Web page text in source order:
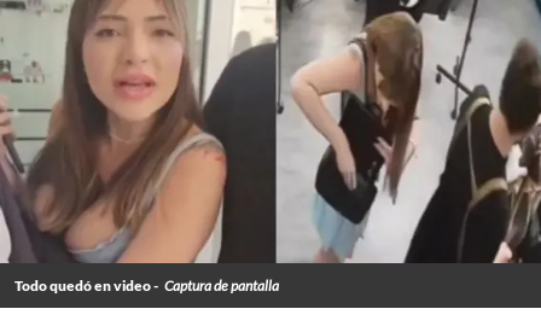
Todo quedó en video - Captura de pantalla